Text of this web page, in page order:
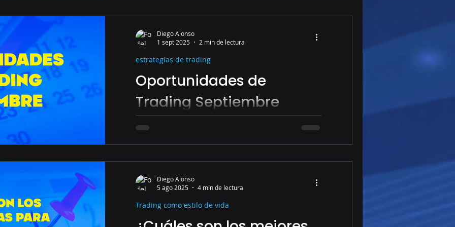
experimentado una transformación radical
Oportunidades de
Trading Septiembre
Las mejores oportunidades de Trading.
estrategias de trading
Diego Alonso
1 sept 2025
2 min de lectura
Trading como estilo de vida
Diego Alonso
5 ago 2025
4 min de lectura